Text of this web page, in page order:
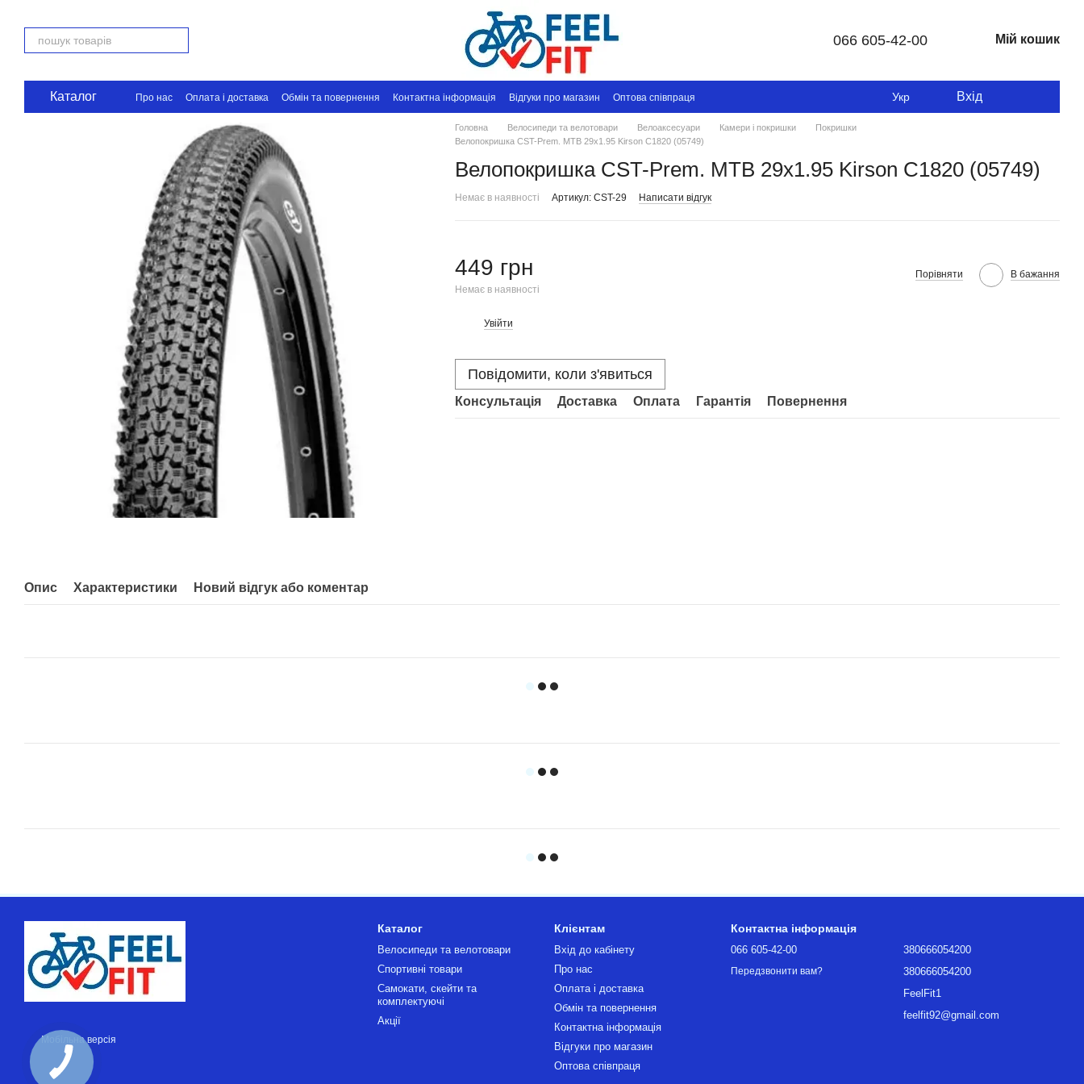
066 605-42-00 Мій кошик
Каталог Про нас Оплата і доставка Обмін та повернення Контактна інформація Відгуки про магазин Оптова співпраця Укр Вхід
Головна Велосипеди та велотовари Велоаксесуари Камери і покришки
Покришки
Велопокришка CST-Prem. MTB 29x1.95 Kirson C1820 (05749)
Велопокришка CST-Prem. MTB 29x1.95 Kirson C1820 (05749)
Немає в наявності Артикул: CST-29 Написати відгук
449 грн
Немає в наявності
Порівняти В бажання
Увійти
Повідомити, коли з'явиться
Консультація Доставка Оплата Гарантія Повернення
Опис Характеристики Новий відгук або коментар
Мобільна версія
Каталог
Велосипеди та велотовари
Спортивні товари
Самокати, скейти та
комплектуючі
Акції
Клієнтам
Вхід до кабінету
Про нас
Оплата і доставка
Обмін та повернення
Контактна інформація
Відгуки про магазин
Оптова співпраця
Контактна інформація
066 605-42-00
Передзвонити вам?
380666054200
380666054200
FeelFit1
feelfit92@gmail.com